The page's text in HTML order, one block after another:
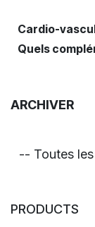
Cardio-
Quels
ARCHIVER
PRODUCTS